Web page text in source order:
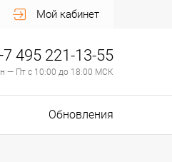
Мой кабинет
495 221-13-55
— Пт с 10:00 до 18:00 МСК
Обновления